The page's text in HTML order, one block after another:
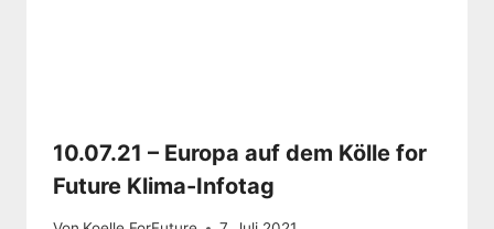
10.07.21 – Europa auf dem Kölle for
Future Klima-Infotag